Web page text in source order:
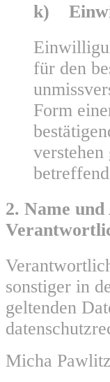
k)
für den
Form
2. Name
sonstiger in
geltenden
Micha